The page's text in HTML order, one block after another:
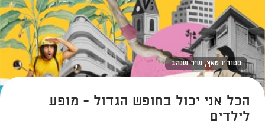
סטודיו טאץ, שיר שנהב
הכל אני יכול בחופש הגדול - מופע
לילדים